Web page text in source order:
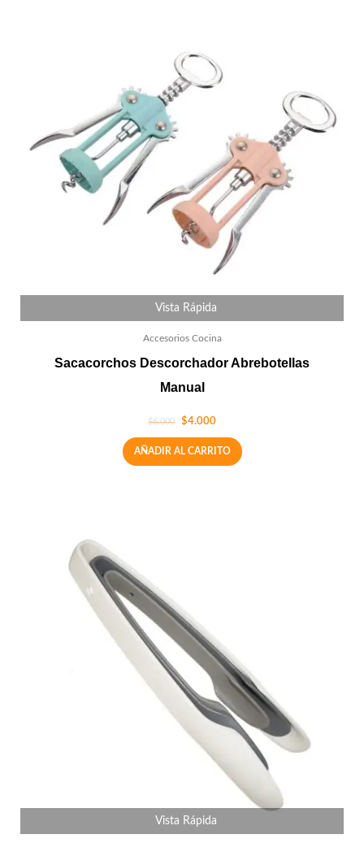
Vista Rápida
Accesorios Cocina
Sacacorchos Descorchador Abrebotellas
Manual
$6.000 $4.000
AÑADIR AL CARRITO
Vista Rápida